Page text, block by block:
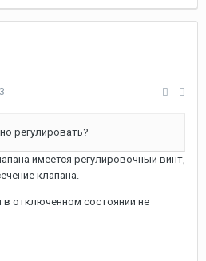
регулировать?
имеется регулировочный винт,
клапана.
в отключенном состоянии не